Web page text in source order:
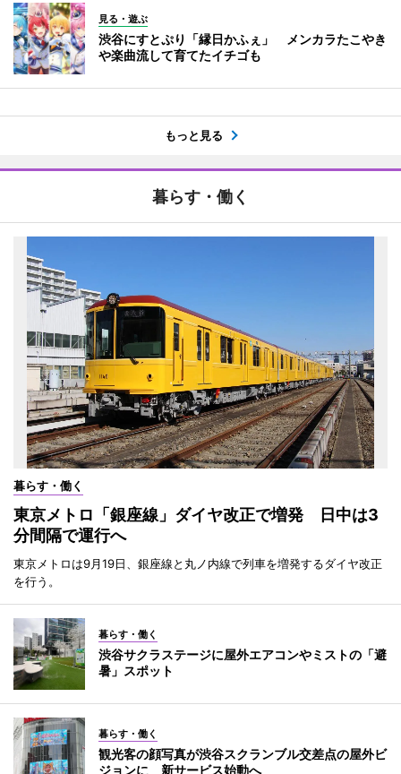
見る・遊ぶ
渋谷にすとぷり「縁日かふぇ」 メンカラたこやき
や楽曲流して育てたイチゴも
もっと見る
暮らす・働く
暮らす・働く
東京メトロ「銀座線」ダイヤ改正で増発 日中は3
分間隔で運行へ
東京メトロは9月19日、銀座線と丸ノ内線で列車を増発するダイヤ改正
を行う。
暮らす・働く
渋谷サクラステージに屋外エアコンやミストの「避
暑」スポット
暮らす・働く
観光客の顔写真が渋谷スクランブル交差点の屋外ビ
ジョンに 新サービス始動へ